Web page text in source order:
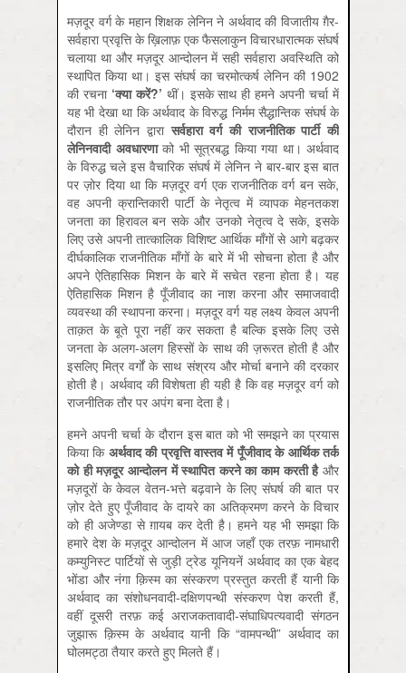
मज़दूर वर्ग के महान शिक्षक लेनिन ने अर्थवाद की विजातीय ग़ैर-
सर्वहारा प्रवृत्ति के ख़िलाफ़ एक फैसलाकुन विचारधारात्मक संघर्ष
चलाया था और मज़दूर आन्दोलन में सही सर्वहारा अवस्थिति को
स्थापित किया था। इस संघर्ष का चरमोत्कर्ष लेनिन की 1902
की रचना ‘क्याकरें?’ थीं। इसके साथ ही हमने अपनी चर्चा में
यह भी देखा था कि अर्थवाद के विरुद्ध निर्मम सैद्धान्तिक संघर्ष के
दौरान ही लेनिन द्वारासर्वहारावर्गकीराजनीतिकपार्टीकी
लेनिनवादी अवधारणाको भी सूत्रबद्ध किया गया था। अर्थवाद
के विरुद्ध चले इस वैचारिक संघर्ष में लेनिन ने बार-बार इस बात
पर ज़ोर दिया था कि मज़दूर वर्ग एक राजनीतिक वर्ग बन सके,
वह अपनी क्रान्तिकारी पार्टी के नेतृत्व में व्यापक मेहनतकश
जनता का हिरावल बन सके और उनको नेतृत्व दे सके, इसके
लिए उसे अपनी तात्कालिक विशिष्ट आर्थिक माँगों से आगे बढ़कर
दीर्घकालिक राजनीतिक माँगों के बारे में भी सोचना होता है और
अपने ऐतिहासिक मिशन के बारे में सचेत रहना होता है। यह
ऐतिहासिक मिशन है पूँजीवाद का नाश करना और समाजवादी
व्यवस्था की स्थापना करना। मज़दूर वर्ग यह लक्ष्य केवल अपनी
ताक़त के बूते पूरा नहीं कर सकता है बल्कि इसके लिए उसे
जनता के अलग-अलग हिस्सों के साथ की ज़रूरत होती है और
इसलिए मित्र वर्गों के साथ संश्रय और मोर्चा बनाने की दरकार
होती है। अर्थवाद की विशेषता ही यही है कि वह मज़दूर वर्ग को
राजनीतिक तौर पर अपंग बना देता है।
हमने अपनी चर्चा के दौरान इस बात को भी समझने का प्रयास
किया कि अर्थवादकीप्रवृत्तिवास्तवमेंपूँजीवादकेआर्थिकतर्क
कोहीमज़दूर आन्दोलनमेंस्थापितकरनेकाकामकरतीहैऔर
मज़दूरों के केवल वेतन-भत्ते बढ़वाने के लिए संघर्ष की बात पर
ज़ोर देते हुए पूँजीवाद के दायरे का अतिक्रमण करने के विचार
को ही अजेण्डा से ग़ायब कर देती है। हमने यह भी समझा कि
हमारे देश के मज़दूर आन्दोलन में आज जहाँ एक तरफ़ नामधारी
कम्युनिस्ट पार्टियों से जुड़ी ट्रेड यूनियनें अर्थवाद का एक बेहद
भोंडा और नंगा क़िस्म का संस्करण प्रस्तुत करती हैं यानी कि
अर्थवाद का संशोधनवादी-दक्षिणपन्थी संस्करण पेश करती हैं,
वहीं दूसरी तरफ़ कई अराजकतावादी-संघाधिपत्यवादी संगठन
जुझारू क़िस्म के अर्थवाद यानी कि “वामपन्थी” अर्थवाद का
घोलमट्ठा तैयार करते हुए मिलते हैं।